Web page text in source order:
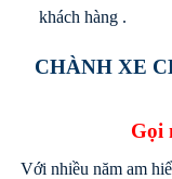
khách hàng .
CHÀNH XE
Gọi
Với nhiều năm am